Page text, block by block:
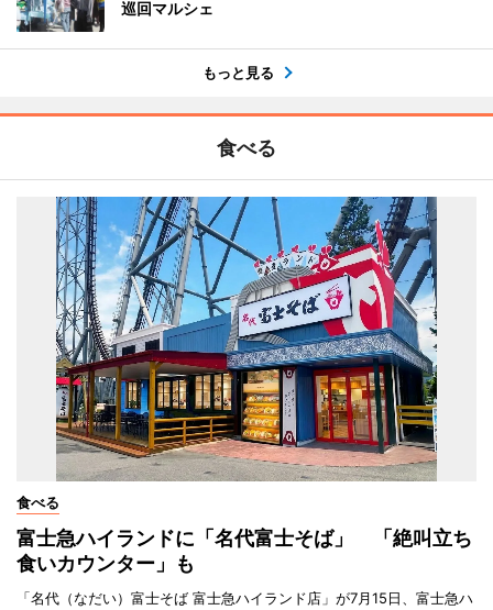
巡回マルシェ
もっと見る
食べる
食べる
富士急ハイランドに「名代富士そば」 「絶叫立ち
食いカウンター」も
「名代（なだい）富士そば 富士急ハイランド店」が7月15日、富士急ハ